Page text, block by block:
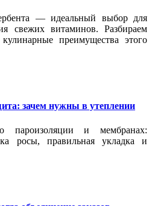
— идеальный выбор для
свежих витаминов. Разбираем
преимущества этого
зачем нужны в утеплении
пароизоляции и мембранах:
росы, правильная укладка и